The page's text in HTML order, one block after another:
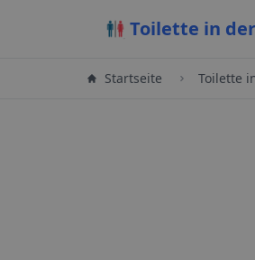
Toilette in
Startseite Toilette